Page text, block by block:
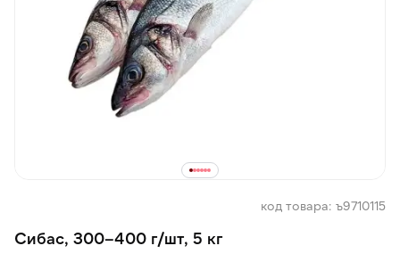
код товара: ъ9710115
Сибас, 300–400 г/шт, 5 кг